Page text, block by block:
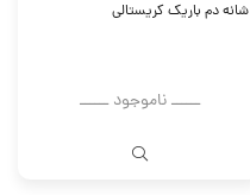
شانه دم باریک کریستالی
ــــــ ناموجود ــــــ